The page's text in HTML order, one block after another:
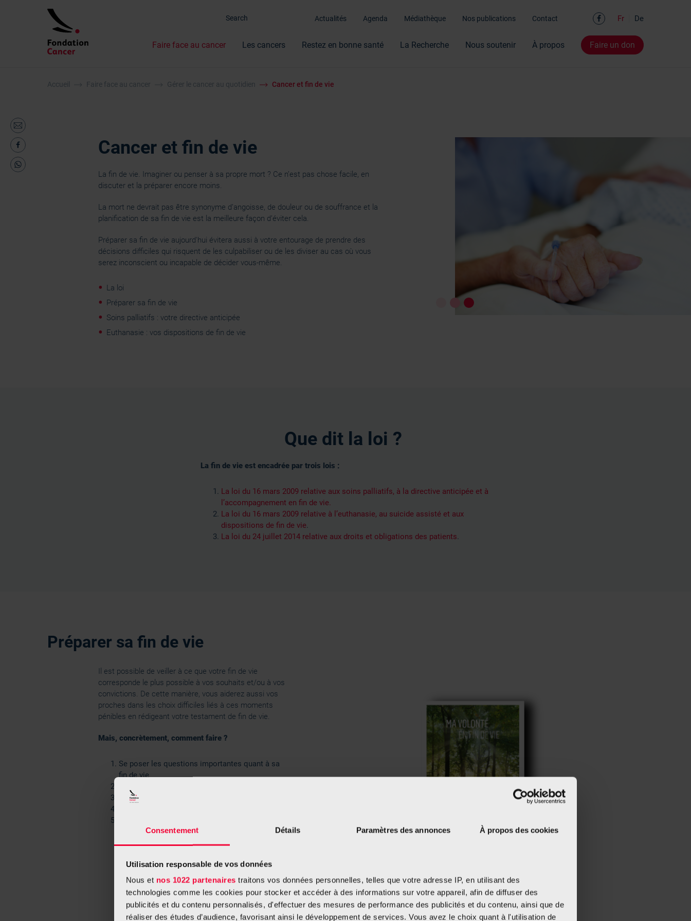
Consentement Détails Paramètres des annonces À propos des cookies
Utilisation responsable de vos données
Nous et nos 1022 partenaires traitons vos données personnelles, telles que votre adresse IP, en utilisant des
technologies comme les cookies pour stocker et accéder à des informations sur votre appareil, afin de diffuser des
publicités et du contenu personnalisés, d'effectuer des mesures de performance des publicités et du contenu, ainsi que de
réaliser des études d’audience, favorisant ainsi le développement de services. Vous avez le choix quant à l'utilisation de
Actualités Agenda Médiathèque Nos publications Contact Facebook
Fr De
Faire face au cancer Les cancers Restez en bonne santé La Recherche Nous soutenir À propos Faire un don
Accueil Faire face au cancer Gérer le cancer au quotidien Cancer et fin de vie
Cancer et fin de vie
La fin de vie. Imaginer ou penser à sa propre mort ? Ce n’est pas chose facile, en
discuter et la préparer encore moins.
La mort ne devrait pas être synonyme d’angoisse, de douleur ou de souffrance et la
planification de sa fin de vie est la meilleure façon d’éviter cela.
Préparer sa fin de vie aujourd'hui évitera aussi à votre entourage de prendre des
décisions difficiles qui risquent de les culpabiliser ou de les diviser au cas où vous
serez inconscient ou incapable de décider vous-même.
La loi
Préparer sa fin de vie
Soins palliatifs : votre directive anticipée
Euthanasie : vos dispositions de fin de vie
Que dit la loi ?
La fin de vie est encadrée par trois lois :
La loi du 16 mars 2009 relative aux soins palliatifs, à la directive anticipée et à
l’accompagnement en fin de vie.
La loi du 16 mars 2009 relative à l’euthanasie, au suicide assisté et aux
dispositions de fin de vie.
La loi du 24 juillet 2014 relative aux droits et obligations des patients.
Préparer sa fin de vie
Il est possible de veiller à ce que votre fin de vie
corresponde le plus possible à vos souhaits et/ou à vos
convictions. De cette manière, vous aiderez aussi vos
proches dans les choix difficiles liés à ces moments
pénibles en rédigeant votre testament de fin de vie.
Mais, concrètement, comment faire ?
Se poser les questions importantes quant à sa
fin de vie
Choisir une personne de confiance
entourage
En savoir plus